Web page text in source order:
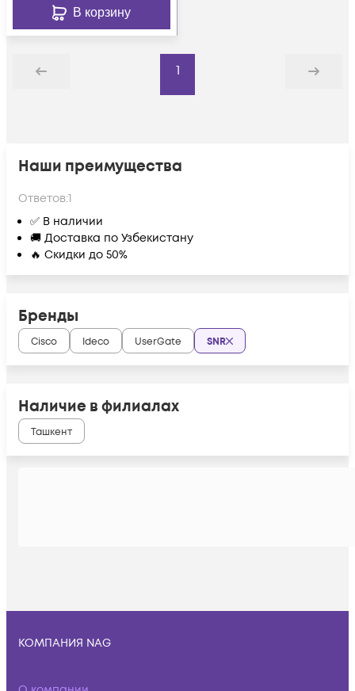
В корзину
Назад
1
Дальше
Наши преимущества
Ответов:1
✅ В наличии
🚚 Доставка по Узбекистану
🔥 Скидки до 50%
Бренды
Cisco Ideco UserGate SNR
Наличие в филиалах
Ташкент
КОМПАНИЯ NAG